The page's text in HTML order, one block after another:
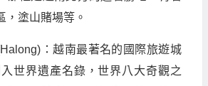
，塗山賭場等。
：越南最著名的國際旅遊城
世界遺產名錄，世界八大奇觀之